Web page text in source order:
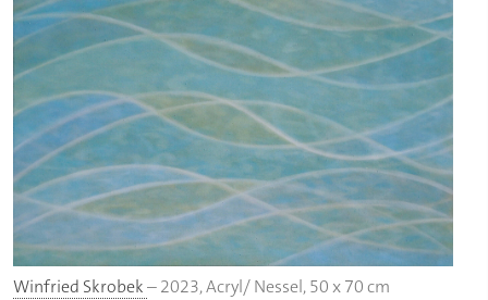
Winfried Skrobek– 2023, Acryl/ Nessel, 50 x 70 cm